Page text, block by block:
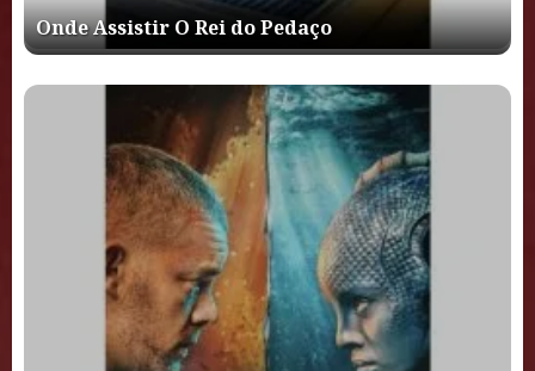
Onde Assistir O Rei do Pedaço